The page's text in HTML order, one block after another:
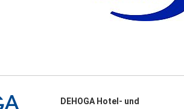
DEHOGA Hotel- und